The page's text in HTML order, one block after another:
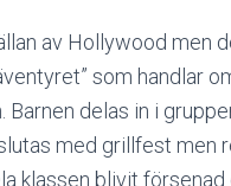
av Hollywood men
som handlar
delas in i
med grillfest men
klassen blivit